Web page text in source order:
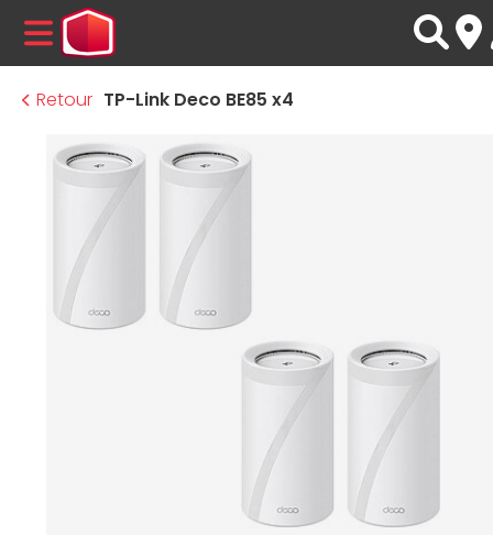
MENU
Retour TP-Link Deco BE85 x4